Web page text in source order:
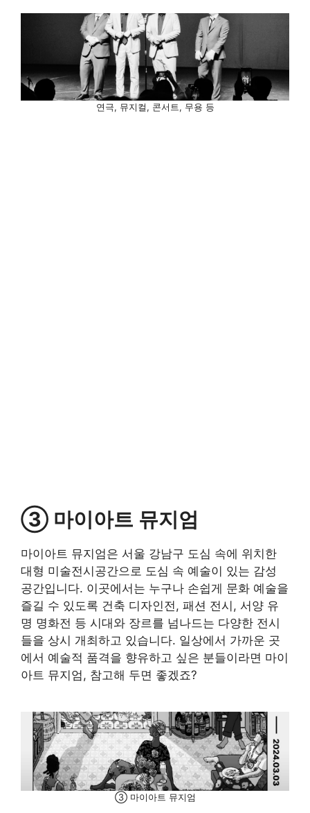
연극, 뮤지컬, 콘서트, 무용 등
③ 마이아트 뮤지엄
마이아트 뮤지엄은 서울 강남구 도심 속에 위치한
대형 미술전시공간으로 도심 속 예술이 있는 감성
공간입니다. 이곳에서는 누구나 손쉽게 문화 예술을
즐길 수 있도록 건축 디자인전, 패션 전시, 서양 유
명 명화전 등 시대와 장르를 넘나드는 다양한 전시
들을 상시 개최하고 있습니다. 일상에서 가까운 곳
에서 예술적 품격을 향유하고 싶은 분들이라면 마이
아트 뮤지엄, 참고해 두면 좋겠죠?
③ 마이아트 뮤지엄